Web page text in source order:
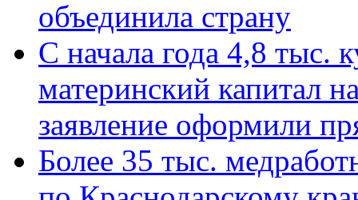
объединила страну
С начала года 4,8 тыс.
материнский капитал
заявление оформили
Более 35 тыс.